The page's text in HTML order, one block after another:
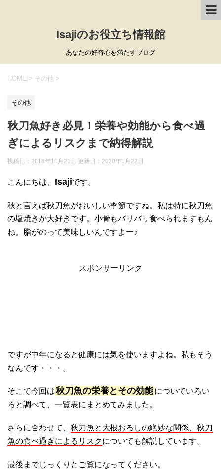
Isajiのお役立ち情報館
あなたの好奇心を満たすブログ
HOME > その他 >
その他
秋刀魚好き必見！栄養や効能から食べ過
ぎによるリスクまで納得解説
投稿日：2018年10月21日 更新日： 2020年1月22日
こんにちは、 Isajiです。
秋と言えば秋刀魚がおいしい季節ですね。私は特に秋刀魚
の塩焼きが大好きです。小骨もバリバリ食べられますもん
ね。脂がのって美味しいんですよー♪
スポンサーリンク
ですが中年になると健康には気を使いますよね。私もそう
なんです・・・。
そこで今回は秋刀魚の栄養とその効能についていろい
ろと調べて、一覧表にまとめてみました。
さらに合わせて、 秋刀魚と大根おろしの絶妙な関係、秋刀
魚の食べ過ぎによるリスクについても解説しています。
最後までじっくりとご覧になってください。